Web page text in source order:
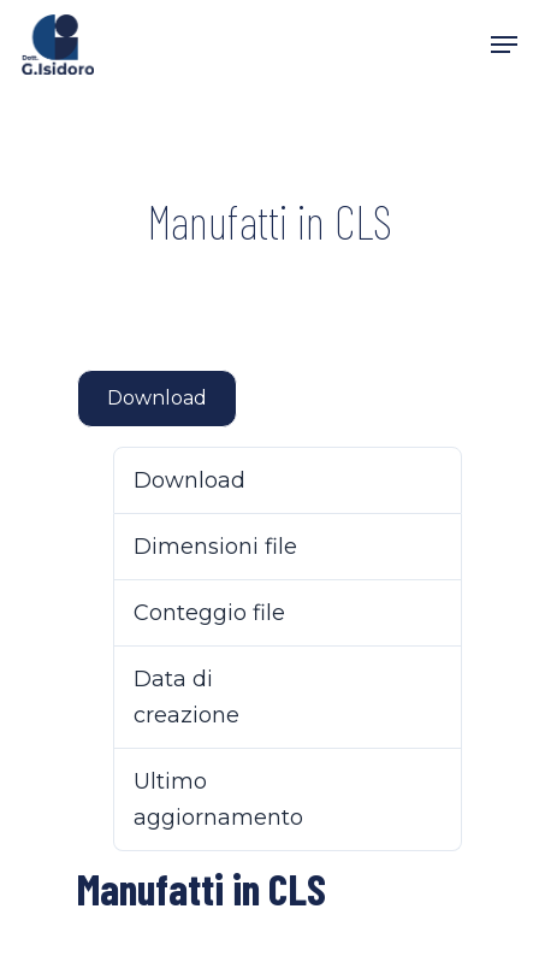
Skip
Manufatti in CLS
Download
Download
Dimensioni file
Conteggio file
Data di
creazione
Ultimo
aggiornamento
Manufatti in CLS